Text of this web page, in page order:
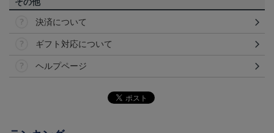
その他
決済について
ギフト対応について
ヘルプページ